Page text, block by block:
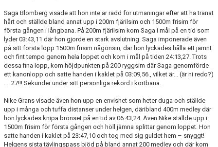
Saga Blomberg visade att hon inte är rädd för utmaningar efter att ha tränat
hårt och ställde bland annat upp i 200m fjärilsim och 1500m frisim för
första gången i långbana. På 200m fjärilsim kom Saga i mål på en tid som
lyder 03:43,11 där hon gjorde en stark avslutning. Saga imponerade även
på sitt första lopp 1500m frisim någonsin, där hon lyckades hålla ett jämnt
och fint tempo genom hela loppet och kom i mål på tiden 24:13,27. Trots
dessa fina lopp, kom höjdpunkten på 200 ryggsim där Saga genomförde
ett kanonlopp och satte handen i kaklet på 03:09,56., vilket är... (är ni redo?)
…. 27!!! Sekunder under sitt personliga rekord i kortbana.
Nike Grans visade även hon upp en envishet som heter duga och ställde
upp i många och tuffa distanser under helgen, däribland 400m medley där
hon lyckades knipa bronset på en tid av 06:43,24. Även Nike ställde upp i
1500m frisim för första gången och höll jämna splittar genom loppet. Hon
satte handen i kaklet på 23:47,10 och tog med sig guldet hem – snyggt!
Helgens sista tävlingspass bjöd på bland annat 200 medley och där kom